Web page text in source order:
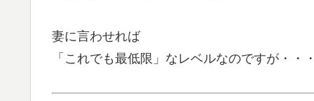
妻に言わせれば
「これでも最低限」なレベルなのですが・・